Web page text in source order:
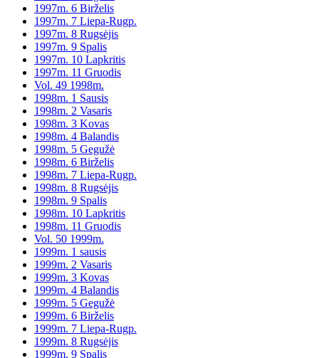
1997m. 6 Birželis
1997m. 7 Liepa-Rugp.
1997m. 8 Rugsėjis
1997m. 9 Spalis
1997m. 10 Lapkritis
1997m. 11 Gruodis
Vol. 49 1998m.
1998m. 1 Sausis
1998m. 2 Vasaris
1998m. 3 Kovas
1998m. 4 Balandis
1998m. 5 Gegužė
1998m. 6 Birželis
1998m. 7 Liepa-Rugp.
1998m. 8 Rugsėjis
1998m. 9 Spalis
1998m. 10 Lapkritis
1998m. 11 Gruodis
Vol. 50 1999m.
1999m. 1 sausis
1999m. 2 Vasaris
1999m. 3 Kovas
1999m. 4 Balandis
1999m. 5 Gegužė
1999m. 6 Birželis
1999m. 7 Liepa-Rugp.
1999m. 8 Rugsėjis
1999m. 9 Spalis